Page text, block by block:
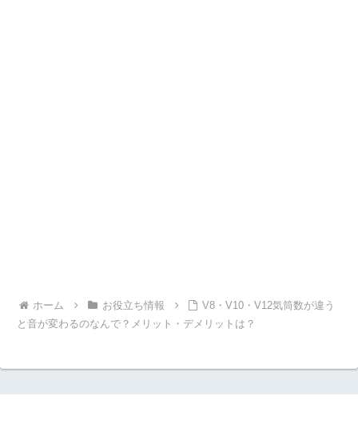
ホーム お役立ち情報
V8・V10・V12気筒数が違う
と音が変わるのなんで？メリット・デメリットは？